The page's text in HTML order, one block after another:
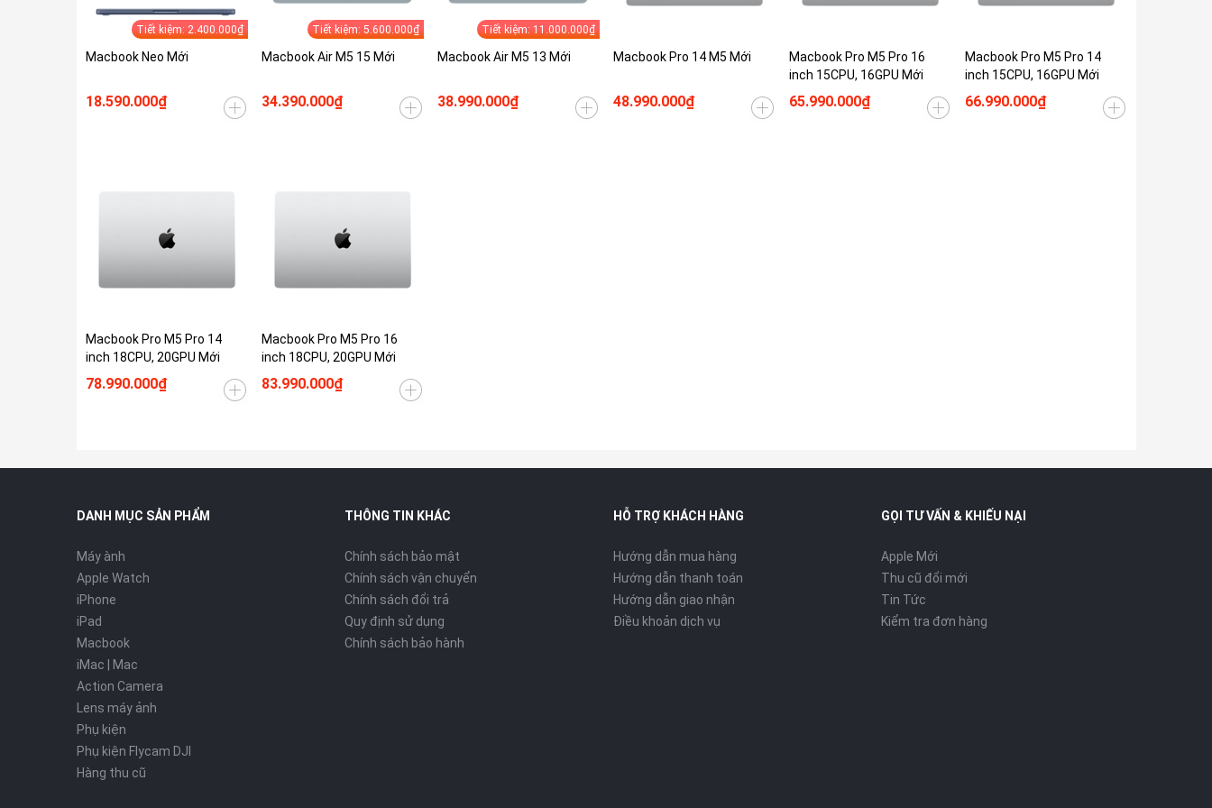
Tiết kiệm: 2.400.000₫
Macbook Neo Mới
18.590.000₫
Tiết kiệm: 5.600.000₫
Macbook Air M5 15 Mới
34.390.000₫
Tiết kiệm: 11.000.000₫
Macbook Air M5 13 Mới
38.990.000₫
Macbook Pro 14 M5 Mới
48.990.000₫
Macbook Pro M5 Pro 16
inch 15CPU, 16GPU Mới
65.990.000₫
Macbook Pro M5 Pro 14
inch 15CPU, 16GPU Mới
66.990.000₫
Macbook Pro M5 Pro 14
inch 18CPU, 20GPU Mới
78.990.000₫
Macbook Pro M5 Pro 16
inch 18CPU, 20GPU Mới
83.990.000₫
DANH MỤC SẢN PHẨM
Máy ành
Apple Watch
iPhone
iPad
Macbook
iMac | Mac
Action Camera
Lens máy ảnh
Phụ kiện
Phụ kiện Flycam DJI
Hàng thu cũ
THÔNG TIN KHÁC
Chính sách bảo mật
Chính sách vận chuyển
Chính sách đổi trả
Quy định sử dụng
Chính sách bảo hành
HỖ TRỢ KHÁCH HÀNG
Hướng dẫn mua hàng
Hướng dẫn thanh toán
Hướng dẫn giao nhận
Điều khoản dịch vụ
GỌI TƯ VẤN & KHIẾU NẠI
Apple Mới
Thu cũ đổi mới
Tin Tức
Kiểm tra đơn hàng